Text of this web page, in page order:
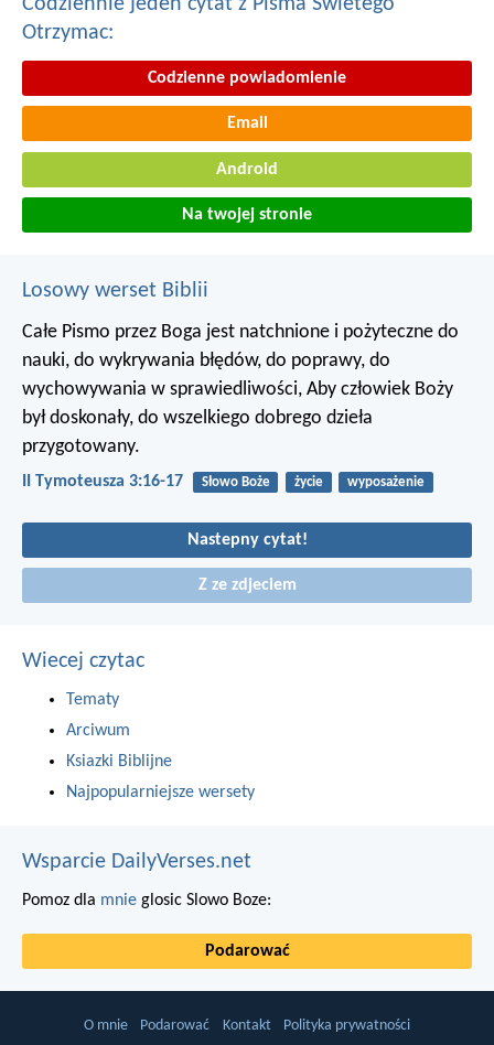
Otrzymac:
Codzienne powiadomienie
Email
Android
Na twojej stronie
Losowy werset Biblii
Całe Pismo przez Boga jest natchnione i pożyteczne do
nauki, do wykrywania błędów, do poprawy, do
wychowywania w sprawiedliwości, Aby człowiek Boży
był doskonały, do wszelkiego dobrego dzieła
przygotowany.
II Tymoteusza 3:16-17 Słowo Boże życie wyposażenie
Nastepny cytat!
Z ze zdjeciem
Wiecej czytac
Tematy
Arciwum
Ksiazki Biblijne
Najpopularniejsze wersety
Wsparcie DailyVerses.net
Pomoz dla mnie glosic Slowo Boze:
Podarować
O mnie Podarować Kontakt Polityka prywatności